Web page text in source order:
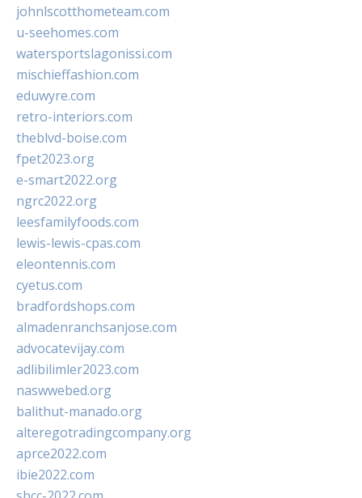
johnlscotthometeam.com
u-seehomes.com
watersportslagonissi.com
mischieffashion.com
eduwyre.com
retro-interiors.com
theblvd-boise.com
fpet2023.org
e-smart2022.org
ngrc2022.org
leesfamilyfoods.com
lewis-lewis-cpas.com
eleontennis.com
cyetus.com
bradfordshops.com
almadenranchsanjose.com
advocatevijay.com
adlibilimler2023.com
naswwebed.org
balithut-manado.org
alteregotradingcompany.org
aprce2022.com
ibie2022.com